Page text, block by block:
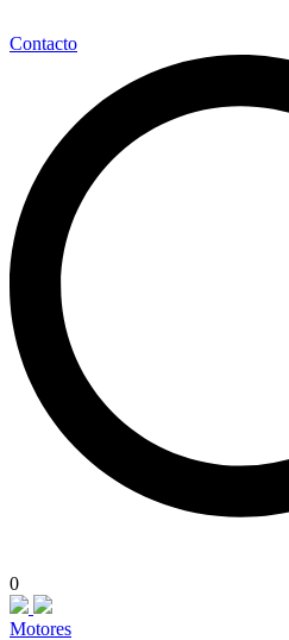
Contacto
0
Motores